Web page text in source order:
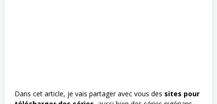
Dans cet article, je vais partager avec vous des sites pour